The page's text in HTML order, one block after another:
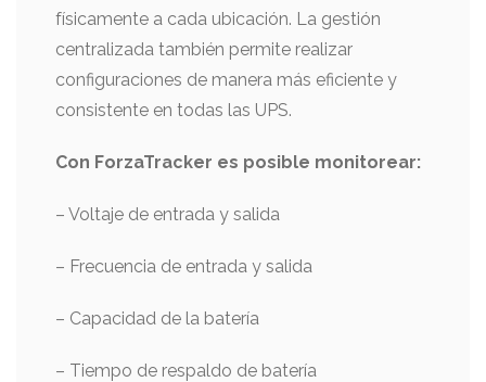
físicamente a cada ubicación. La gestión
centralizada también permite realizar
configuraciones de manera más eficiente y
consistente en todas las UPS.
Con ForzaTracker es posible monitorear:
– Voltaje de entrada y salida
– Frecuencia de entrada y salida
– Capacidad de la batería
– Tiempo de respaldo de batería